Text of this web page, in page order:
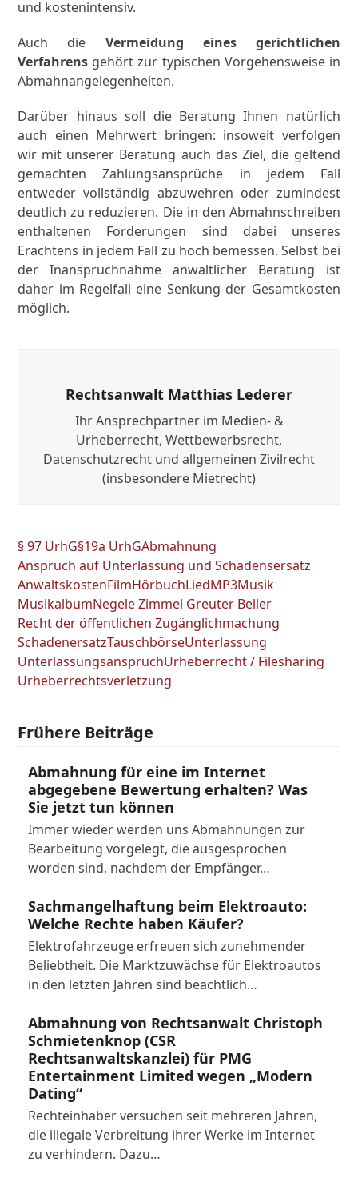
und kostenintensiv.
Auch die Vermeidung eines gerichtlichen
Verfahrens gehört zur typischen Vorgehensweise in
Abmahnangelegenheiten.
Darüber hinaus soll die Beratung Ihnen natürlich
auch einen Mehrwert bringen: insoweit verfolgen
wir mit unserer Beratung auch das Ziel, die geltend
gemachten Zahlungsansprüche in jedem Fall
entweder vollständig abzuwehren oder zumindest
deutlich zu reduzieren. Die in den Abmahnschreiben
enthaltenen Forderungen sind dabei unseres
Erachtens in jedem Fall zu hoch bemessen. Selbst bei
der Inanspruchnahme anwaltlicher Beratung ist
daher im Regelfall eine Senkung der Gesamtkosten
möglich.
Rechtsanwalt Matthias Lederer
Ihr Ansprechpartner im Medien- &
Urheberrecht, Wettbewerbsrecht,
Datenschutzrecht und allgemeinen Zivilrecht
(insbesondere Mietrecht)
§ 97 UrhG§19a UrhGAbmahnung
Anspruch auf Unterlassung und Schadensersatz
AnwaltskostenFilmHörbuchLiedMP3Musik
MusikalbumNegele Zimmel Greuter Beller
Recht der öffentlichen Zugänglichmachung
SchadenersatzTauschbörseUnterlassung
UnterlassungsanspruchUrheberrecht / Filesharing
Urheberrechtsverletzung
Frühere Beiträge
Abmahnung für eine im Internet
abgegebene Bewertung erhalten? Was
Sie jetzt tun können
Immer wieder werden uns Abmahnungen zur
Bearbeitung vorgelegt, die ausgesprochen
worden sind, nachdem der Empfänger…
Sachmangelhaftung beim Elektroauto:
Welche Rechte haben Käufer?
Elektrofahrzeuge erfreuen sich zunehmender
Beliebtheit. Die Marktzuwächse für Elektroautos
in den letzten Jahren sind beachtlich…
Abmahnung von Rechtsanwalt Christoph
Schmietenknop (CSR
Rechtsanwaltskanzlei) für PMG
Entertainment Limited wegen „Modern
Dating“
Rechteinhaber versuchen seit mehreren Jahren,
die illegale Verbreitung ihrer Werke im Internet
zu verhindern. Dazu…